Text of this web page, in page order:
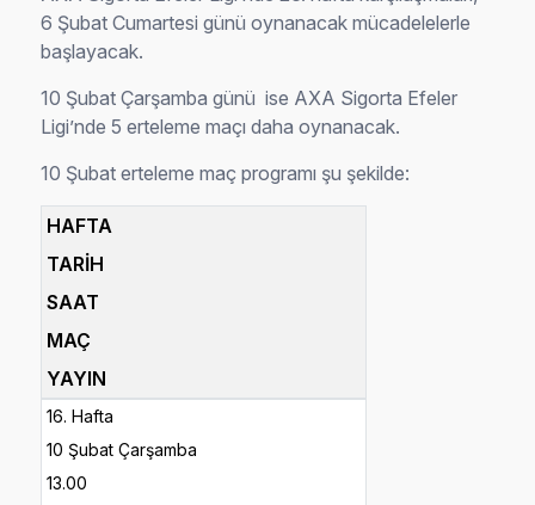
6 Şubat Cumartesi günü oynanacak mücadelelerle
başlayacak.
10 Şubat Çarşamba günü ise AXA Sigorta Efeler
Ligi’nde 5 erteleme maçı daha oynanacak.
10 Şubat erteleme maç programı şu şekilde:
HAFTA
TARİH
SAAT
MAÇ
YAYIN
16. Hafta
10 Şubat Çarşamba
13.00